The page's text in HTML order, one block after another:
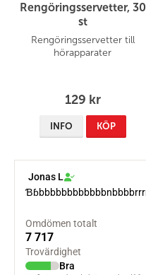
Rengöringsservetter, 30
st
Rengöringsservetter till
hörapparater
129 kr
INFO KÖP